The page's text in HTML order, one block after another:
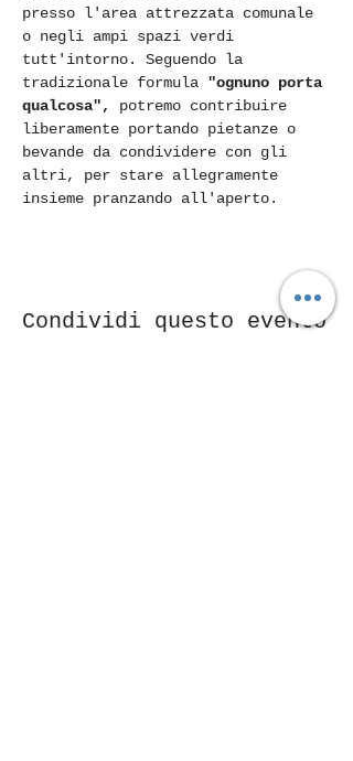
presso l'area attrezzata comunale
o negli ampi spazi verdi
tutt'intorno. Seguendo la
tradizionale formula "ognuno porta
qualcosa", potremo contribuire
liberamente portando pietanze o
bevande da condividere con gli
altri, per stare allegramente
insieme pranzando all'aperto.
Condividi questo evento